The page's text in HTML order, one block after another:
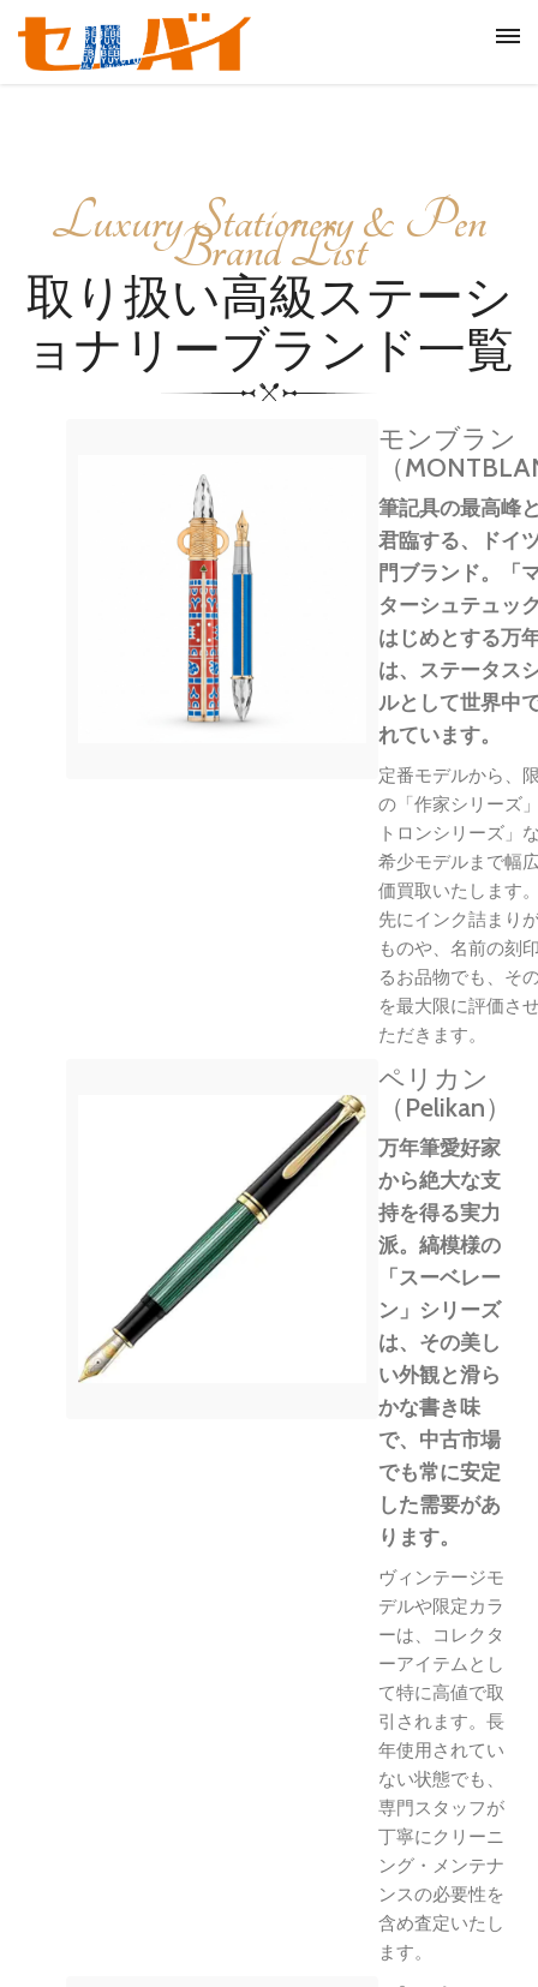
Luxury Stationery & Pen
Brand List
取り扱い高級ステーシ
ョナリーブランド一覧
モンブラン
（
筆記具の最高峰
君臨する、ドイ
門ブランド。「
ターシュテュッ
はじめとする万
は、ステータス
ルとして世界中
れています。
定番モデルから、
の「作家シリーズ
トロンシリーズ」
希少モデルまで幅
価買取いたします
先にインク詰まり
ものや、名前の刻
るお品物でも、そ
を最大限に評価さ
ただきます。
ペリカン
（Pelikan）
万年筆愛好家
から絶大な支
持を得る実力
派。縞模様の
「スーベレー
ン」シリーズ
は、その美し
い外観と滑ら
かな書き味
で、中古市場
でも常に安定
した需要があ
ります。
ヴィンテージモ
デルや限定カラ
ーは、コレクタ
ーアイテムとし
て特に高値で取
引されます。長
年使用されてい
ない状態でも、
専門スタッフが
丁寧にクリーニ
ング・メンテナ
ンスの必要性を
含め査定いたし
ます。